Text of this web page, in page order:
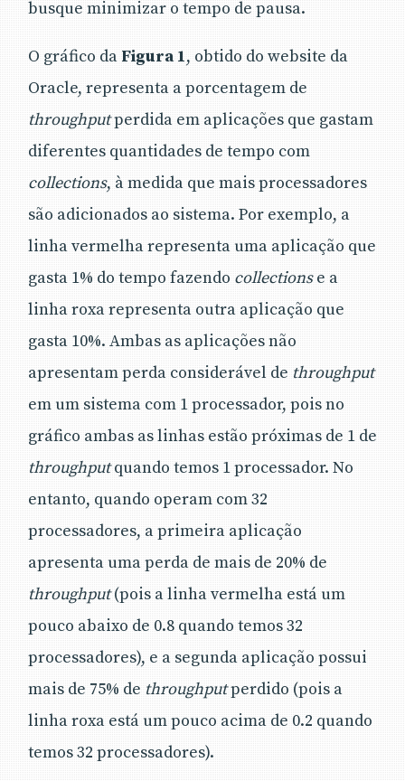
busque minimizar o tempo de pausa.
O gráfico da Figura 1, obtido do website da
Oracle, representa a porcentagem de
throughputperdida em aplicações que gastam
diferentes quantidades de tempo com
collections, à medida que mais processadores
são adicionados ao sistema. Por exemplo, a
linha vermelha representa uma aplicação que
gasta 1% do tempo fazendo collectionse a
linha roxa representa outra aplicação que
gasta 10%. Ambas as aplicações não
apresentam perda considerável de throughput
em um sistema com 1 processador, pois no
gráfico ambas as linhas estão próximas de 1 de
throughputquando temos 1 processador. No
entanto, quando operam com 32
processadores, a primeira aplicação
apresenta uma perda de mais de 20% de
throughput(pois a linha vermelha está um
pouco abaixo de 0.8 quando temos 32
processadores), e a segunda aplicação possui
mais de 75% de throughputperdido (pois a
linha roxa está um pouco acima de 0.2 quando
temos 32 processadores).